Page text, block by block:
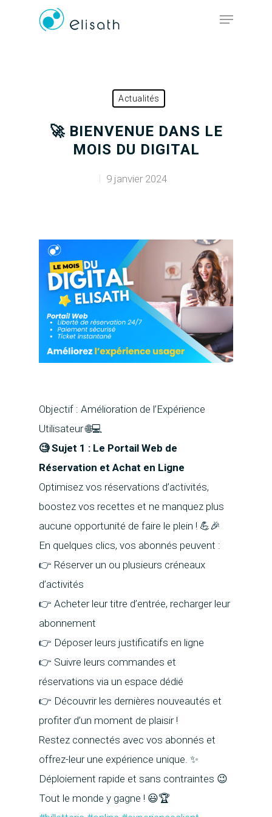
Actualités
🚀 BIENVENUE DANS LE
MOIS DU DIGITAL
9 janvier 2024
Objectif : Amélioration de l’Expérience
Utilisateur 🌐💻
🧐 Sujet 1 : Le Portail Web de
Réservation et Achat en Ligne
Optimisez vos réservations d’activités,
boostez vos recettes et ne manquez plus
aucune opportunité de faire le plein ! 💪🎉
En quelques clics, vos abonnés peuvent :
👉 Réserver un ou plusieurs créneaux
d’activités
👉 Acheter leur titre d’entrée, recharger leur
abonnement
👉 Déposer leurs justificatifs en ligne
👉 Suivre leurs commandes et
réservations via un espace dédié
👉 Découvrir les dernières nouveautés et
profiter d’un moment de plaisir !
Restez connectés avec vos abonnés et
offrez-leur une expérience unique. ✨
Déploiement rapide et sans contraintes 😉
Tout le monde y gagne ! 😃🏆
Présentation
La société
Le support
Billetterie et contrôle
Logiciels
Piscines et parcs aquatiques
Patinoires
golfs, cours de tennis
Parcs de loisirs
Espaces culturels
Matériels
Matériels de caisse &
périphériques
Imprimantes caisse et
Tourniquets tripodes &
Tambours rotatifs
Boosters de revenus
PDA
Guichet multifonction
Optimisation
Audit et optimisation
Appli mobile Tiksy
Contact
Accès client
FR